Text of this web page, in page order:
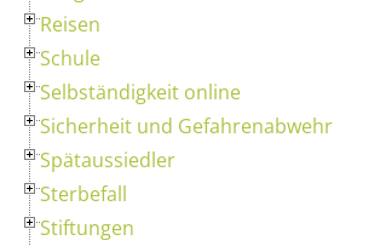
Reisen
Schule
Selbständigkeit online
Sicherheit und Gefahrenabwehr
Spätaussiedler
Sterbefall
Stiftungen